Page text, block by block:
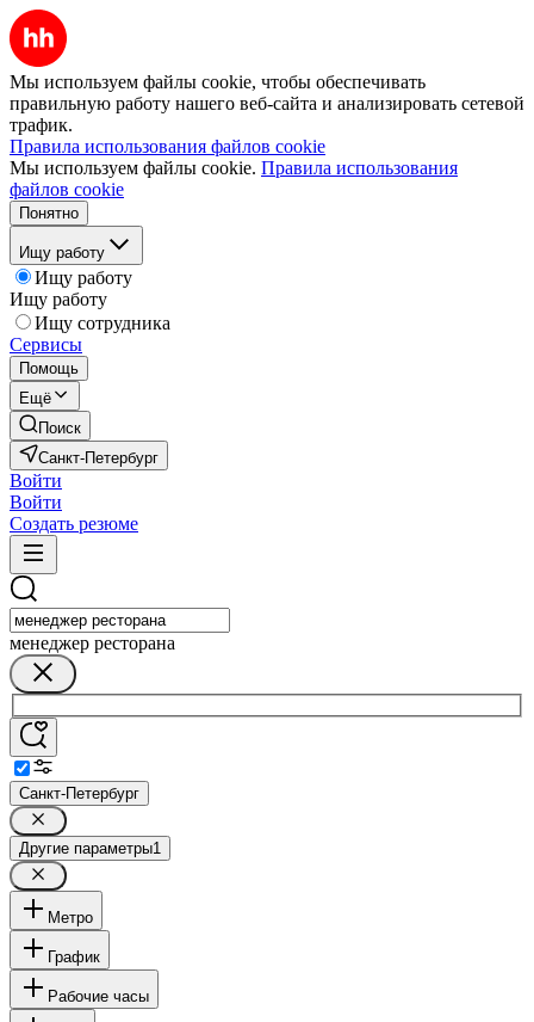
Мы используем файлы cookie, чтобы обеспечивать
правильную работу нашего веб-сайта и анализировать сетевой
трафик.
Правила использования файлов cookie
Мы используем файлы cookie. Правила использования
файлов cookie
Понятно
Ищу работу
Ищу работу
Ищу работу
Ищу сотрудника
Сервисы
Помощь
Ещё
Поиск
Санкт-Петербург
Войти
Войти
Создать резюме
менеджер ресторана
Санкт-Петербург
Другие параметры1
Метро
График
Рабочие часы